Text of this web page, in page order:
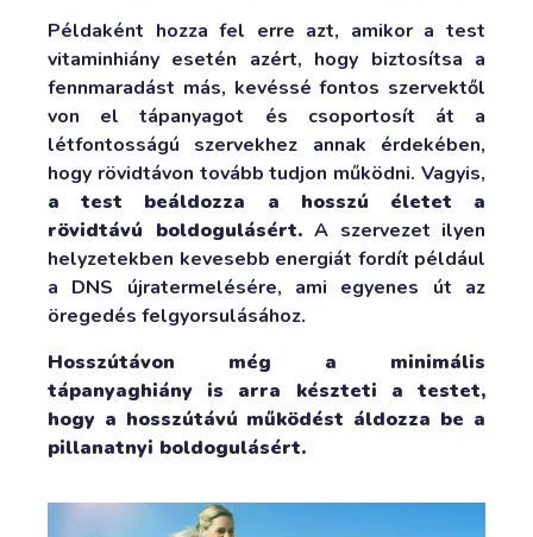
Példaként hozza fel erre azt, amikor a test
vitaminhiány esetén azért, hogy biztosítsa a
fennmaradást más, kevéssé fontos szervektől
von el tápanyagot és csoportosít át a
létfontosságú szervekhez annak érdekében,
hogy rövidtávon tovább tudjon működni. Vagyis,
a test beáldozza a hosszú életet a
rövidtávú boldogulásért. A szervezet ilyen
helyzetekben kevesebb energiát fordít például
a DNS újratermelésére, ami egyenes út az
öregedés felgyorsulásához.
Hosszútávon még a minimális
tápanyaghiány is arra készteti a testet,
hogy a hosszútávú működést áldozza be a
pillanatnyi boldogulásért.